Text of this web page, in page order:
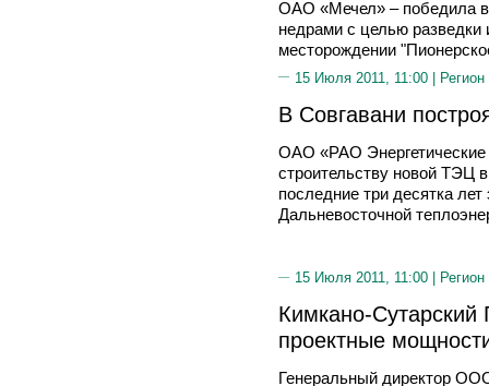
ОАО «Мечел» – победила в
недрами с целью
месторождении
15 Июля 2011, 11:00 | Регион
В Совгавани
ОАО «РАО Энергетические
строительству новой ТЭЦ
последние три десятка
Дальневосточной
15 Июля 2011, 11:00 |
Кимкано-Сутарский
проектные
Генеральный директор